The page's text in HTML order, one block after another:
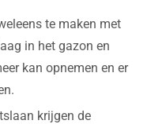
te maken met
in het gazon en
kan opnemen en er
krijgen de